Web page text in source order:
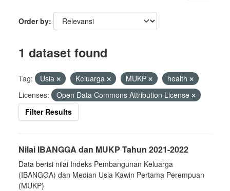
Order by
1 dataset found
Tag: Usia Keluarga MUKP
health
Licenses:
Open Data Commons Attribution License
Filter Results
Nilai IBANGGA dan MUKP Tahun 2021-2022
Data berisi nilai Indeks Pembangunan Keluarga
(IBANGGA) dan Median Usia Kawin Pertama Perempuan
(MUKP)